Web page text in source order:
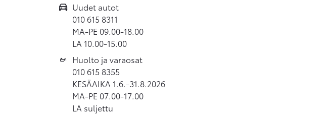
Uudet autot
010 615 8311
MA-PE 09.00-18.00
LA 10.00-15.00
Huolto ja varaosat
010 615 8355
KESÄAIKA 1.6.-31.8.2026
MA-PE 07.00-17.00
LA suljettu